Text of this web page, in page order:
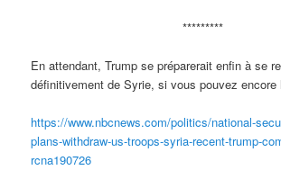
*********
En attendant, Trump se préparerait enfin à se
définitivement de Syrie, si vous pouvez encore
https://www.nbcnews.com/politics/national-
plans-withdraw-us-troops-syria-recent-trump-
rcna190726